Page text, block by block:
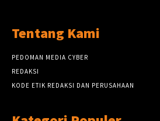
Tentang Kami
PEDOMAN MEDIA CYBER
REDAKSI
KODE ETIK REDAKSI DAN PERUSAHAAN